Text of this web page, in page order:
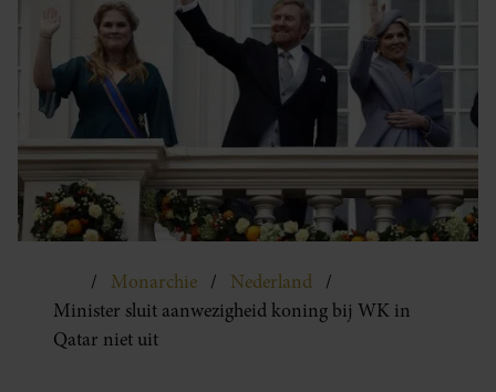
Monarchie
Nederland
Minister sluit aanwezigheid koning bij WK in
Qatar niet uit